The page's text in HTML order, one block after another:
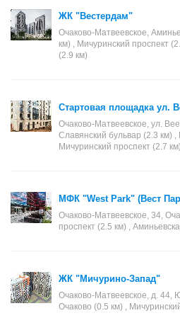
ЖК "Вестердам"
Очаково-Матвеевское,
км) , Мичуринский проспект
(2.9 км)
Стартовая площадка ул.
Очаково-Матвеевское, ул.
Славянский бульвар (2.3 км)
Мичуринский проспект (2.7 км)
МФК "West Park" (Вест
Очаково-Матвеевское, 34,
проспект (2.5 км) ,
ЖК "Мичурино-Запад"
Очаково-Матвеевское, д. 44,
Очаково (0.5 км) ,